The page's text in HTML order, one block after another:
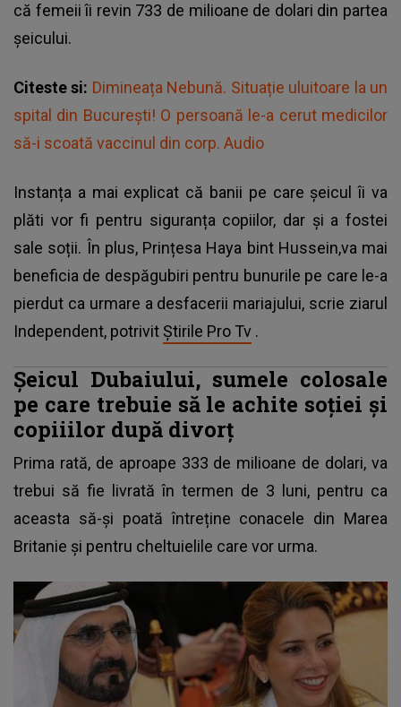
că femeii îi revin 733 de milioane de dolari din partea
șeicului.
Citeste si: Dimineața Nebună. Situație uluitoare la un
spital din București! O persoană le-a cerut medicilor
să-i scoată vaccinul din corp. Audio
Instanța a mai explicat că banii pe care șeicul îi va
plăti vor fi pentru siguranța copiilor, dar și a fostei
sale soții. În plus, Prințesa Haya bint Hussein,va mai
beneficia de despăgubiri pentru bunurile pe care le-a
pierdut ca urmare a desfacerii mariajului, scrie ziarul
Independent, potrivit Știrile Pro Tv .
Șeicul Dubaiului, sumele colosale
pe care trebuie să le achite soției și
copiiilor după divorț
Prima rată, de aproape 333 de milioane de dolari, va
trebui să fie livrată în termen de 3 luni, pentru ca
aceasta să-și poată întreține conacele din Marea
Britanie și pentru cheltuielile care vor urma.